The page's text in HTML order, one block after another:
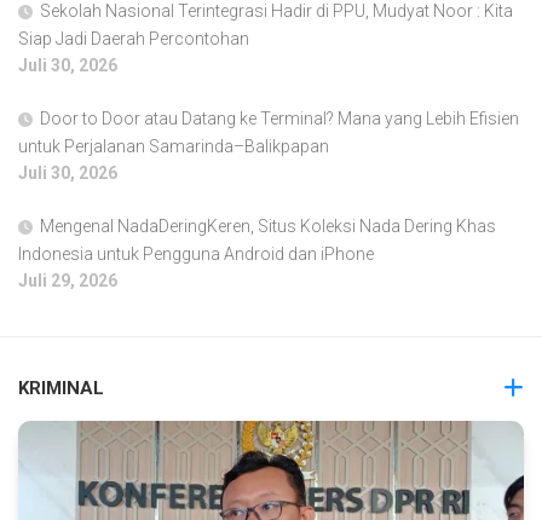
Sekolah Nasional Terintegrasi Hadir di PPU, Mudyat Noor : Kita
Siap Jadi Daerah Percontohan
Juli 30, 2026
Door to Door atau Datang ke Terminal? Mana yang Lebih Efisien
untuk Perjalanan Samarinda–Balikpapan
Juli 30, 2026
Mengenal NadaDeringKeren, Situs Koleksi Nada Dering Khas
Indonesia untuk Pengguna Android dan iPhone
Juli 29, 2026
KRIMINAL